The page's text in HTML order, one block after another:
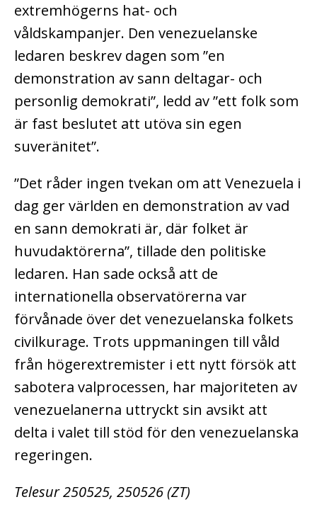
extremhögerns hat- och
våldskampanjer. Den venezuelanske
ledaren beskrev dagen som ”en
demonstration av sann deltagar- och
personlig demokrati”, ledd av ”ett folk som
är fast beslutet att utöva sin egen
suveränitet”.
”Det råder ingen tvekan om att Venezuela i
dag ger världen en demonstration av vad
en sann demokrati är, där folket är
huvudaktörerna”, tillade den politiske
ledaren. Han sade också att de
internationella observatörerna var
förvånade över det venezuelanska folkets
civilkurage. Trots uppmaningen till våld
från högerextremister i ett nytt försök att
sabotera valprocessen, har majoriteten av
venezuelanerna uttryckt sin avsikt att
delta i valet till stöd för den venezuelanska
regeringen.
Telesur 250525, 250526 (ZT)